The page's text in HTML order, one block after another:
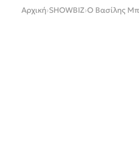
Αρχική›SHOWBIZ›Ο Βασίλης